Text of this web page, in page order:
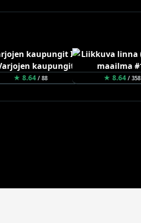
★ 8.64/ 88 ★ 8.64/ 358